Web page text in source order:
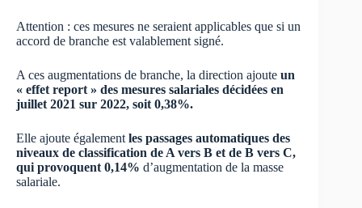
Attention : ces mesures ne seraient applicables que si un
accord de branche est valablement signé.
A ces augmentations de branche, la direction ajoute un
« effet report » des mesures salariales décidées en
juillet 2021 sur 2022, soit 0,38%.
Elle ajoute également les passages automatiques des
niveaux de classification de A vers B et de B vers C,
qui provoquent 0,14% d’augmentation de la masse
salariale.